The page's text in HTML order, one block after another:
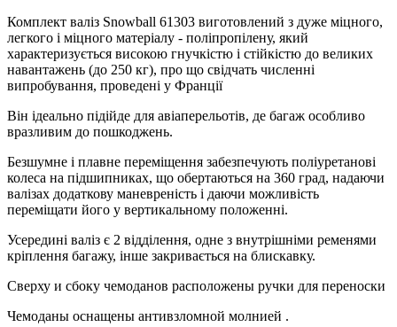
Комплект валіз Snowball 61303 виготовлений з дуже міцного,
легкого і міцного матеріалу - поліпропілену, який
характеризується високою гнучкістю і стійкістю до великих
навантажень (до 250 кг), про що свідчать численні
випробування, проведені у Франції
Він ідеально підійде для авіаперельотів, де багаж особливо
вразливим до пошкоджень.
Безшумне і плавне переміщення забезпечують поліуретанові
колеса на підшипниках, що обертаються на 360 град, надаючи
валізах додаткову маневреність і даючи можливість
переміщати його у вертикальному положенні.
Усередині валіз є 2 відділення, одне з внутрішніми ременями
кріплення багажу, інше закривається на блискавку.
Сверху и сбоку чемоданов расположены ручки для переноски
Чемоданы оснащены антивзломной молнией .